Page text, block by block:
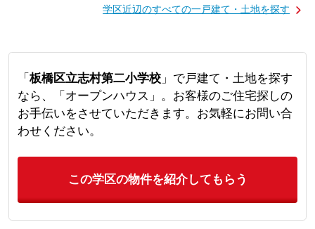
学区近辺のすべての一戸建て・土地を探す
「 板橋区立志村第二小学校」で戸建て・土地を探す
なら、「オープンハウス」。お客様のご住宅探しの
お手伝いをさせていただきます。お気軽にお問い合
わせください。
この学区の物件を紹介してもらう